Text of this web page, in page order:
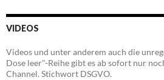
VIDEOS
Videos und unter anderem auch die
Dose leer"-Reihe gibt es ab sofort nur
Channel. Stichwort DSGVO.